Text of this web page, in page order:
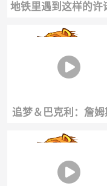
地铁里遇到这样的许
敢和她打招呼吗👀
追梦＆巴克利：詹姆
负的期待是历史最